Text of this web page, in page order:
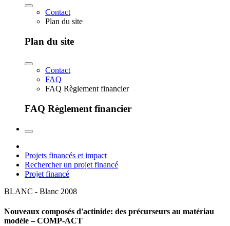
Contact
Plan du site
Plan du site
Contact
FAQ
FAQ Règlement financier
FAQ Règlement financier
Projets financés et impact
Rechercher un projet financé
Projet financé
BLANC - Blanc 2008
Nouveaux composés d'actinide: des précurseurs au matériau
modèle – COMP-ACT